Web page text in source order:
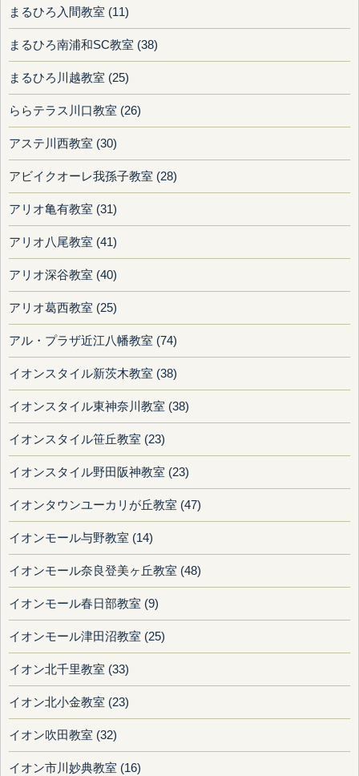
まるひろ入間教室 (11)
まるひろ南浦和SC教室 (38)
まるひろ川越教室 (25)
ららテラス川口教室 (26)
アステ川西教室 (30)
アビイクオーレ我孫子教室 (28)
アリオ亀有教室 (31)
アリオ八尾教室 (41)
アリオ深谷教室 (40)
アリオ葛西教室 (25)
アル・プラザ近江八幡教室 (74)
イオンスタイル新茨木教室 (38)
イオンスタイル東神奈川教室 (38)
イオンスタイル笹丘教室 (23)
イオンスタイル野田阪神教室 (23)
イオンタウンユーカリが丘教室 (47)
イオンモール与野教室 (14)
イオンモール奈良登美ヶ丘教室 (48)
イオンモール春日部教室 (9)
イオンモール津田沼教室 (25)
イオン北千里教室 (33)
イオン北小金教室 (23)
イオン吹田教室 (32)
イオン市川妙典教室 (16)